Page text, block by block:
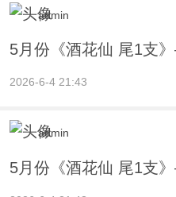
admin
5月份《酒花仙 尾1支
2026-6-4 21:43
admin
5月份《酒花仙 尾1支